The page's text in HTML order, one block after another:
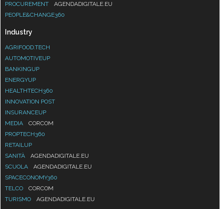
PROCUREMENT
AGENDADIGITALE.EU
PEOPLE&CHANGE360
Industry
AGRIFOOD.TECH
AUTOMOTIVEUP
BANKINGUP
ENERGYUP
HEALTHTECH360
INNOVATION POST
INSURANCEUP
MEDIA
CORCOM
PROPTECH360
RETAILUP
SANITÀ
AGENDADIGITALE.EU
SCUOLA
AGENDADIGITALE.EU
SPACECONOMY360
TELCO
CORCOM
TURISMO
AGENDADIGITALE.EU